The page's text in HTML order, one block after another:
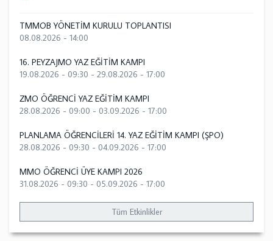
TMMOB YÖNETİM KURULU TOPLANTISI
08.08.2026 - 14:00
16. PEYZAJMO YAZ EĞİTİM KAMPI
19.08.2026 - 09:30 - 29.08.2026 - 17:00
ZMO ÖĞRENCİ YAZ EĞİTİM KAMPI
28.08.2026 - 09:00 - 03.09.2026 - 17:00
PLANLAMA ÖĞRENCİLERİ 14. YAZ EĞİTİM KAMPI (ŞPO)
28.08.2026 - 09:30 - 04.09.2026 - 17:00
MMO ÖĞRENCİ ÜYE KAMPI 2026
31.08.2026 - 09:30 - 05.09.2026 - 17:00
Tüm Etkinlikler